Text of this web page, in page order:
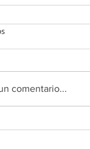
comentario...